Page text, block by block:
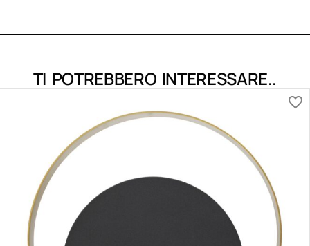
TI POTREBBERO INTERESSARE..